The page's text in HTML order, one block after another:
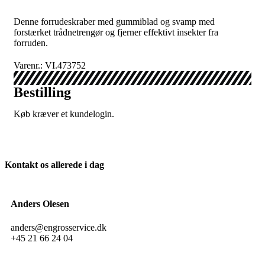
Denne forrudeskraber med gummiblad og svamp med
forstærket trådnetrengør og fjerner effektivt insekter fra
forruden.
Varenr.: VI.473752
Bestilling
Køb kræver et kundelogin.
Kontakt os allerede i dag
Anders Olesen
anders@engrosservice.dk
+45 21 66 24 04